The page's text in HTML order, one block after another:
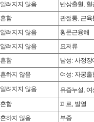
알려지지 않음
반상출혈, 혈
흔함
관절통, 근육
알려지지 않음
횡문근융해
알려지지 않음 요저류
흔함
남성: 사정
흔하지 않음
여성: 자궁
알려지지 않음
유즙누설, 여
흔함
피로, 발열
흔하지 않음
부종